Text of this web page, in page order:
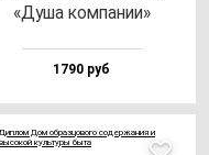
«Душа ком­па­нии»
1790 руб